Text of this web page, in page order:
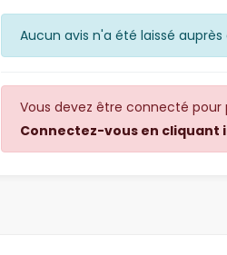
Aucun avis n'a été laissé
Vous devez être connecté pour
Connectez-vous en cliquant